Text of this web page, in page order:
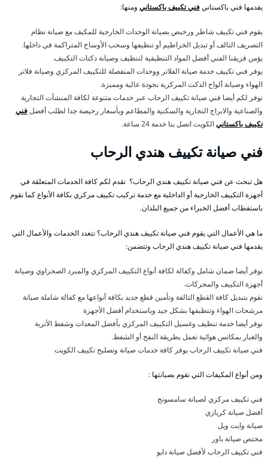
يقدمها فني باكستانيفني تكييف باكستاني ومنها:
يقوم فني تكييف شاطر ورخيص بصيانة الوحدات الخارجية للمكيف مع صيانة نظام
التصريف التالف أو تبديل الخراطيم أو تنظيفها وسحب الأوساخ المتراكمة في داخلها.
يؤمن فريقنا الفني أفضل المواد التنظيفية لتنظيف وصيانة دكتات التكييف.
يوفر فني تكييف خدمة صيانة الفلاتر ووحدات المنفصلة للتكييف المركزي وصيانة فلاتر
الهواء وصيانة ألواح الدكت المركزية بجودة عالية ومميزة.
نوفر لكم أيضا فني صيانة تكييف الرحاب عبر خدمات متنوعة لكافة المنشآت التجارية
والصناعية والابراج التجارية والسكنية والمطاعم وبأسعار رخيصة جدا لطلب أفضلفني
تكييف باكستانيالكويت اتصل بنا خدمة 24 ساعة.
فني صيانة تكييف هندي الرحاب
هل تبحث عن فني صيانة تكييف هندي الرحاب؟ نقدم لكم كافة الخدمات المتعلقة في
أجهزة التكييف الخارجية أو الداخلية مع خدمة تركيب تكييف مركزي بكافة الأنواع كما نقوم
باستقطاب أفضل الخبراء من جميع البلدان.
ما هي الأعمال التي يقوم فني صيانة تكييف هندي الرحاب؟ تتعدد الخدمات والأعمال التي
يقدمها فني صيانة تكييف هندي الرحاب وتتضمن:
نوفر أيضا ضمان شامل وكفالة لكافة أنواع التكييف المركزي والمبرد الصحراوي وصيانة
أجهزة التكييف والمحركات.
نقوم بتبديل كافة القطع التالفة وتأمين قطع جديد بكافة أنواعها مع كفالة شاملة صيانة
مرشحات الهواء وتنظيفها بشكل جيد وباستخدام أفضل الأجهزة
نوفر أيضا خدمة تنظيف وغسيل التكييف المركزي بأفضل المعدات وشفط الأتربة
والغبار بمكانس هوائية تعمل بطريقة النفخ أو الشفط.
فني صيانة تكييف الرحاب يوفر كافة خدمات صيانة وتصليح تكييف الكويت
ومن أنواع المكيفات التي نقوم بصيانتها :
فني تكييف مركزي لصيانة سامسونج
أفضل صيانة كريازي
صيانة وايت ويل
مختص صيانة باور
فني تكييف الرحاب لأفضل صيانة دايو